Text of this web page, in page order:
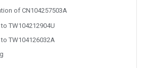
of CN104257503A
TW104212904U
TW104126032A